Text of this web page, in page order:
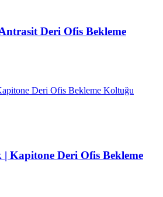
Deri Ofis Bekleme
Kapitone Deri Ofis Bekleme